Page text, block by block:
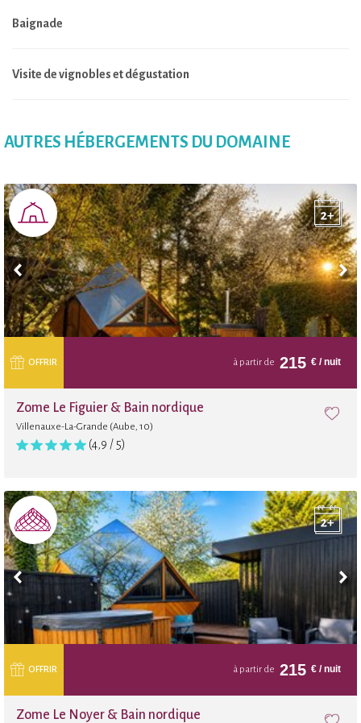
Baignade
Visite de vignobles et dégustation
AUTRES HÉBERGEMENTS DU DOMAINE
OFFRIR à partir de 215 € / nuit
Zome Le Figuier & Bain nordique
Villenauxe-La-Grande (Aube, 10)
(4,9 / 5)
OFFRIR à partir de 215 € / nuit
Zome Le Noyer & Bain nordique